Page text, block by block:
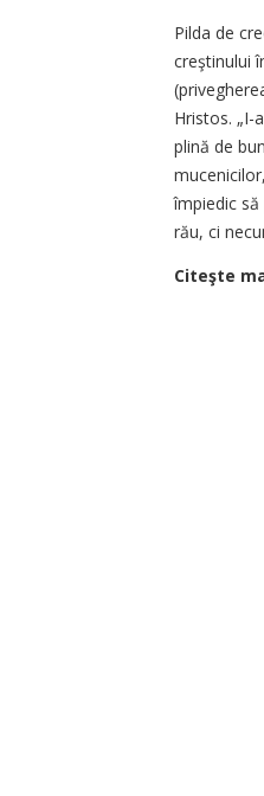
Pilda de
creştinului
Hristos. „I-
plină de
împiedic
rău, ci
Citeşte